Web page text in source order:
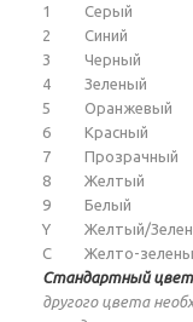
1
Серый
2
Синий
3
Черный
4
Зеленый
5
Оранжевый
6
Красный
7
Прозрачный
8
Желтый
9
Белый
Y
Желтый/
C
Желто-
Стандартный цвет
другого цвета